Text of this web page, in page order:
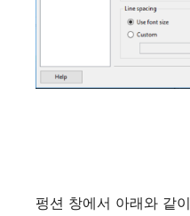
펑션 창에서 아래와 같이